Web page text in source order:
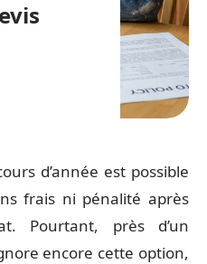
d’année est possible
frais ni pénalité après
Pourtant, près d’un
encore cette option,